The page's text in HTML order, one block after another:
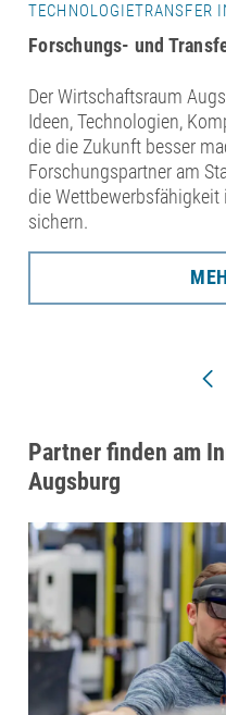
TECHNOLOGIETRANSFER
Forschungs- und
Der Wirtschaftsraum
Ideen, Technologien,
die die Zukunft besser
Forschungspartner am
die
sichern.
Partner finden am
Augsburg